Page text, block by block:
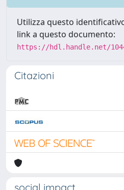
Utilizza questo
link a questo documento:
https://hdl.handle.net/
Citazioni
social impact